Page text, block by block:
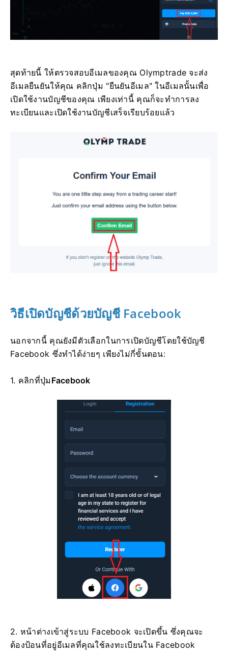
สุดท้ายนี้ ให้ตรวจสอบอีเมลของคุณ Olymptrade จะส่ง
อีเมลยืนยันให้คุณ คลิกปุ่ม "ยืนยันอีเมล" ในอีเมลนั้นเพื่อ
เปิดใช้งานบัญชีของคุณ เพียงเท่านี้ คุณก็จะทำการลง
ทะเบียนและเปิดใช้งานบัญชีเสร็จเรียบร้อยแล้ว
วิธีเปิดบัญชีด้วยบัญชี Facebook
นอกจากนี้ คุณยังมีตัวเลือกในการเปิดบัญชีโดยใช้บัญชี
Facebook ซึ่งทำได้ง่ายๆ เพียงไม่กี่ขั้นตอน:
1. คลิกที่ปุ่ม Facebook
2. หน้าต่างเข้าสู่ระบบ Facebook จะเปิดขึ้น ซึ่งคุณจะ
ต้องป้อนที่อยู่อีเมลที่คุณใช้ลงทะเบียนใน Facebook